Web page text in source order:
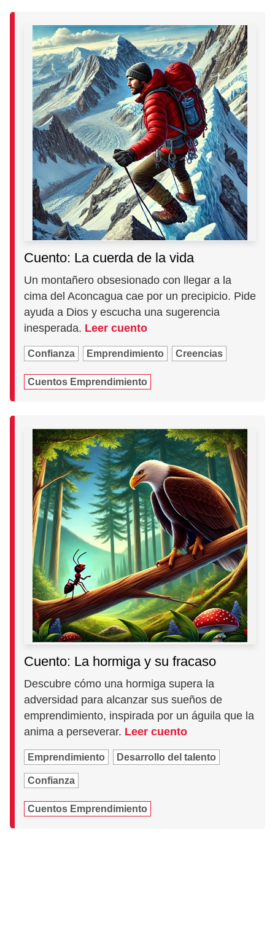
Cuento: La cuerda de la vida
Un montañero obsesionado con llegar a la
cima del Aconcagua cae por un precipicio. Pide
ayuda a Dios y escucha una sugerencia
inesperada. Leer cuento
Confianza Emprendimiento Creencias
Cuentos Emprendimiento
Cuento: La hormiga y su fracaso
Descubre cómo una hormiga supera la
adversidad para alcanzar sus sueños de
emprendimiento, inspirada por un águila que la
anima a perseverar. Leer cuento
Emprendimiento Desarrollo del talento
Confianza
Cuentos Emprendimiento